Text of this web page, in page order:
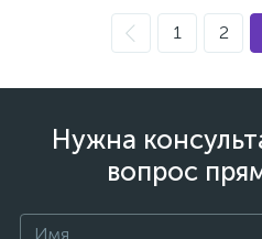
1 2
Нужна
вопрос